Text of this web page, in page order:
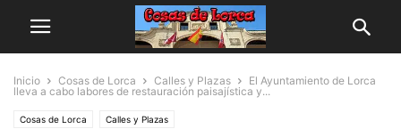
Inicio Cosas de Lorca Calles y Plazas
El Ayuntamiento de Lorca
lleva a cabo labores de restauración paisajística y...
Cosas de Lorca Calles y Plazas